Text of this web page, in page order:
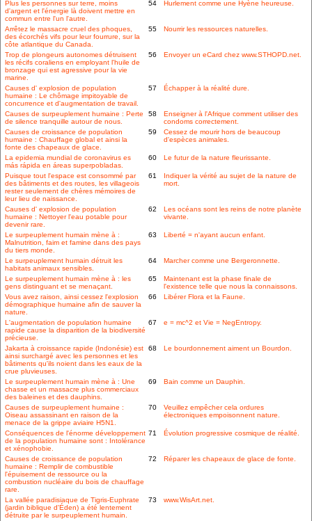
Plus les personnes sur terre, moins
d'argent et l'énergie là doivent mettre en
commun entre l'un l'autre.
54 Hurlement comme une Hyène heureuse.
Arrêtez le massacre cruel des phoques,
des écorchés vifs pour leur fourrure, sur la
côte atlantique du Canada.
55 Nourrir les ressources naturelles.
Trop de plongeurs autonomes détruisent
les récifs coraliens en employant l'huile de
bronzage qui est agressive pour la vie
marine.
56 Envoyer un eCard chez www.STHOPD.net.
Causes d' explosion de population
humaine : Le chômage impitoyable de
concurrence et d'augmentation de travail.
57 Échapper à la réalité dure.
Causes de surpeuplement humaine : Perte
de silence tranquille autour de nous.
58
Enseigner à l'Afrique comment utiliser des
condoms correctement.
Causes de croissance de population
humaine : Chauffage global et ainsi la
fonte des chapeaux de glace.
59
Cessez de mourir hors de beaucoup
d'espèces animales.
La epidemia mundial de coronavirus es
más rápida en áreas superpobladas.
60 Le futur de la nature fleurissante.
Puisque tout l'espace est consommé par
des bâtiments et des routes, les villageois
rester seulement de chères mémoires de
leur lieu de naissance.
61
Indiquer la vérité au sujet de la nature de
mort.
Causes d' explosion de population
humaine : Nettoyer l'eau potable pour
devenir rare.
62
Les océans sont les reins de notre planète
vivante.
Le surpeuplement humain mène à :
Malnutrition, faim et famine dans des pays
du tiers monde.
63 Liberté = n'ayant aucun enfant.
Le surpeuplement humain détruit les
habitats animaux sensibles.
64 Marcher comme une Bergeronnette.
Le surpeuplement humain mène à : les
gens distinguant et se menaçant.
65
Maintenant est la phase finale de
l'existence telle que nous la connaissons.
Vous avez raison, ainsi cessez l'explosion
démographique humaine afin de sauver la
nature.
66 Libérer Flora et la Faune.
L'augmentation de population humaine
rapide cause la disparition de la biodiversité
précieuse.
67 e = mc^2 et Vie = NegEntropy.
Jakarta à croissance rapide (Indonésie) est
ainsi surchargé avec les personnes et les
bâtiments qu'ils noient dans les eaux de la
crue pluvieuses.
68 Le bourdonnement aiment un Bourdon.
Le surpeuplement humain mène à : Une
chasse et un massacre plus commerciaux
des baleines et des dauphins.
69 Bain comme un Dauphin.
Causes de surpeuplement humaine :
Oiseau assassinant en raison de la
menace de la grippe aviaire H5N1.
70
Veuillez empêcher cela ordures
électroniques empoisonnent nature.
Conséquences de l'énorme développement
de la population humaine sont : Intolérance
et xénophobie.
71 Évolution progressive cosmique de réalité.
Causes de croissance de population
humaine : Remplir de combustible
l'épuisement de ressource ou la
combustion nucléaire du bois de chauffage
rare.
72 Réparer les chapeaux de glace de fonte.
La vallée paradisiaque de Tigris-Euphrate
(jardin biblique d'Éden) a été lentement
détruite par le surpeuplement humain.
73 www.WisArt.net.